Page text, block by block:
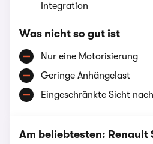
Integration
Was nicht so gut ist
Nur eine Motorisierung
Geringe Anhängelast
Eingeschränkte Sicht
Am beliebtesten: Renault